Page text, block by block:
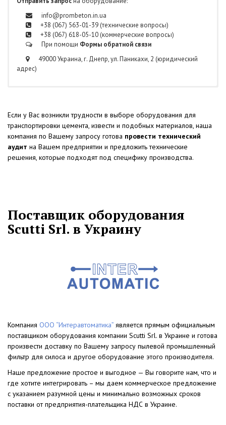
info@prombeton.in.ua
+38 (067) 563-01-39 (технические вопросы)
+38 (067) 618-05-10 (коммерческие вопросы)
При помощи Формы обратной связи
49000 Украина, г. Днепр, ул. Паникахи, 2 (юридический
адрес)
Если у Вас возникли трудности в выборе оборудования для
транспортировки цемента, извести и подобных материалов, наша
компания по Вашему запросу готова провести технический
аудит на Вашем предприятии и предложить технические
решения, которые подходят под специфику производства.
Поставщик оборудования
Scutti Srl. в Украину
Компания ООО “Интеравтоматика” является прямым официальным
поставщиком оборудования компании Scutti Srl. в Украине и готова
произвести доставку по Вашему запросу пылевой промышленный
фильтр для силоса и другое оборудование этого производителя.
Наше предложение простое и выгодное — Вы говорите нам, что и
где хотите интегрировать – мы даем коммерческое предложение
с указанием разумной цены и минимально возможных сроков
поставки от предприятия-плательщика НДС в Украине.